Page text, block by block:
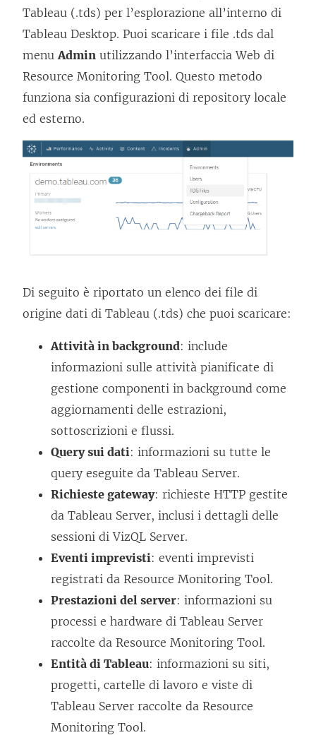
Tableau (.tds) per l’esplorazione all’interno di
Tableau Desktop. Puoi scaricare i file .tds dal
menuAdmin utilizzando l’interfaccia Web di
Resource Monitoring Tool. Questo metodo
funziona sia configurazioni di repository locale
ed esterno.
Di seguito è riportato un elenco dei file di
origine dati di Tableau (.tds) che puoi scaricare:
Attività in background: include
informazioni sulle attività pianificate di
gestione componenti in background come
aggiornamenti delle estrazioni,
sottoscrizioni e flussi.
Query sui dati: informazioni su tutte le
query eseguite da Tableau Server.
Richieste gateway: richieste HTTP gestite
da Tableau Server, inclusi i dettagli delle
sessioni di VizQL Server.
Eventi imprevisti: eventi imprevisti
registrati da Resource Monitoring Tool.
Prestazioni del server: informazioni su
processi e hardware di Tableau Server
raccolte da Resource Monitoring Tool.
Entità di Tableau: informazioni su siti,
progetti, cartelle di lavoro e viste di
Tableau Server raccolte da Resource
Monitoring Tool.